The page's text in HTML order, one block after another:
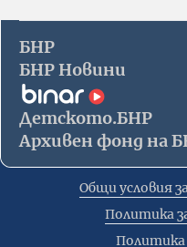
БНР
БНР Новини
Детското.БНР
Архивен фонд на
Общи условия
Политика
Политика